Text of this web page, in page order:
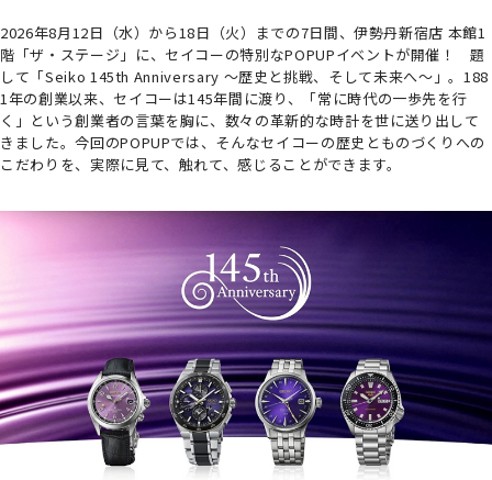
2026年8月12日（水）から18日（火）までの7日間、伊勢丹新宿店 本館1
階「ザ・ステージ」に、セイコーの特別なPOPUPイベントが開催！ 題
して「Seiko 145th Anniversary ～歴史と挑戦、そして未来へ～」。188
1年の創業以来、セイコーは145年間に渡り、「常に時代の一歩先を行
く」という創業者の言葉を胸に、数々の革新的な時計を世に送り出して
きました。今回のPOPUPでは、そんなセイコーの歴史とものづくりへの
こだわりを、実際に見て、触れて、感じることができます。